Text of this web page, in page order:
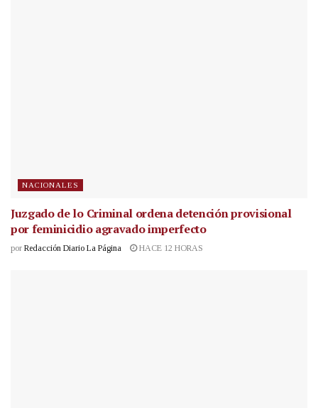
NACIONALES
Juzgado de lo Criminal ordena detención provisional
por feminicidio agravado imperfecto
por Redacción Diario La Página HACE 12 HORAS